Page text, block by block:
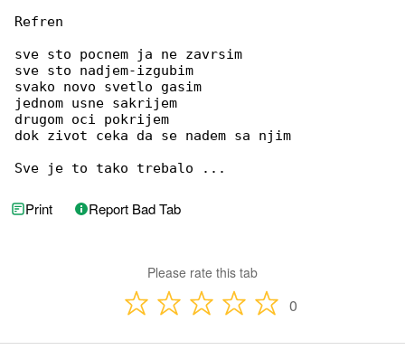
Refren
sve sto pocnem ja ne zavrsim
sve sto nadjem-izgubim
svako novo svetlo gasim
jednom usne sakrijem
drugom oci pokrijem
dok zivot ceka da se nadem sa njim
Sve je to tako trebalo ...
Print Report Bad Tab
Please rate this tab
0